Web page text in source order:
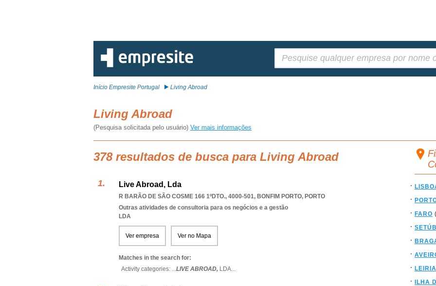
Início Empresite Portugal Living Abroad
Living Abroad
(Pesquisa solicitada pelo usuário) Ver mais informações
378 resultados de busca para Living Abroad
Live Abroad, Lda
R BARÃO DE SÃO COSME 166 1ºDTO., 4000-501, BONFIM PORTO, PORTO
Outras atividades de consultoria para os negócios e a gestão
LDA
Ver empresa Ver no Mapa
Matches in the search for:
Activity categories: ...LIVE ABROAD, LDA...
FARO
LEIRIA
ILHA